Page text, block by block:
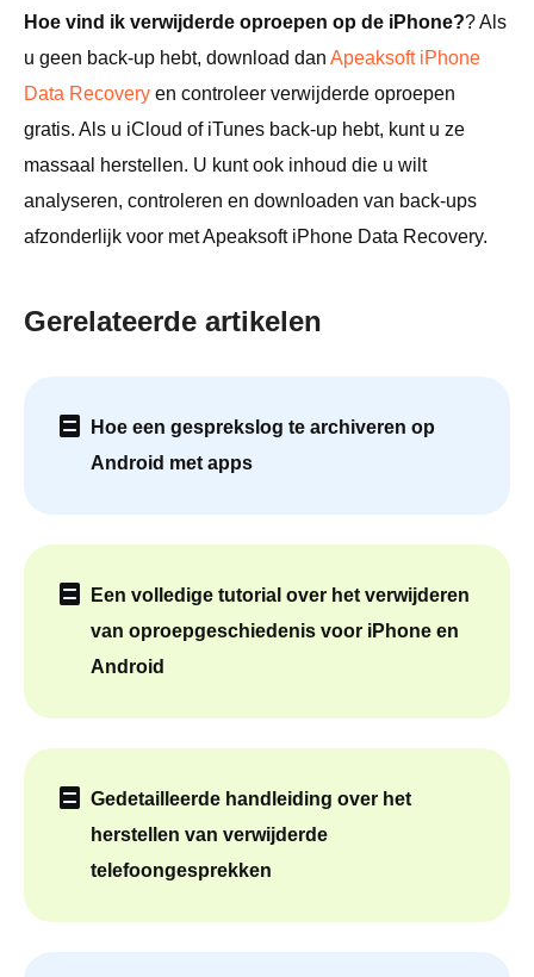
Hoe vind ik verwijderde oproepen op de iPhone?? Als
u geen back-up hebt, download dan Apeaksoft iPhone
Data Recovery en controleer verwijderde oproepen
gratis. Als u iCloud of iTunes back-up hebt, kunt u ze
massaal herstellen. U kunt ook inhoud die u wilt
analyseren, controleren en downloaden van back-ups
afzonderlijk voor met Apeaksoft iPhone Data Recovery.
Gerelateerde artikelen
Hoe een gesprekslog te archiveren op
Android met apps
Een volledige tutorial over het verwijderen
van oproepgeschiedenis voor iPhone en
Android
Gedetailleerde handleiding over het
herstellen van verwijderde
telefoongesprekken